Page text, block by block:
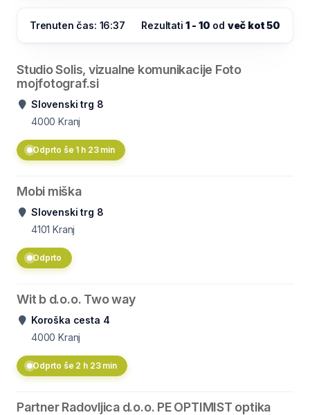
Trenuten čas: 16:37 Rezultati1 - 10 od več kot 50
Studio Solis, vizualne komunikacije Foto
mojfotograf.si
Slovenski trg 8
4000 Kranj
Odprto še 1 h 23 min
Mobi miška
Slovenski trg 8
4101 Kranj
Odprto
Wit b d.o.o. Two way
Koroška cesta 4
4000 Kranj
Odprto še 2 h 23 min
Partner Radovljica d.o.o. PE OPTIMIST optika